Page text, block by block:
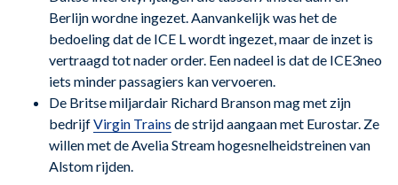
Berlijn wordne ingezet. Aanvankelijk was het de
bedoeling dat de ICE L wordt ingezet, maar de inzet is
vertraagd tot nader order. Een nadeel is dat de ICE3neo
iets minder passagiers kan vervoeren.
De Britse miljardair Richard Branson mag met zijn
bedrijfVirgin Trains de strijd aangaan met Eurostar. Ze
willen met de Avelia Stream hogesnelheidstreinen van
Alstom rijden.